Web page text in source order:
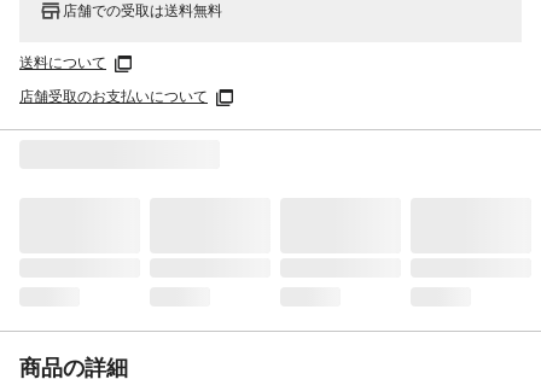
店舗での受取は送料無料
送料について
店舗受取のお支払いについて
商品の詳細